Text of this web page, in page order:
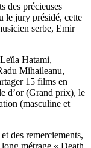
des précieuses
le jury présidé, cette
serbe, Emir
Hatami,
Mihaileanu,
15 films en
d’or (Grand prix), le
(masculine et
des remerciements,
métrage « Death